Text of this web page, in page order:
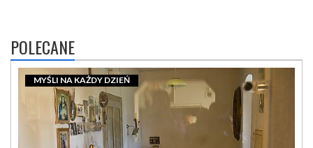
POLECANE
MYŚLI NA KAŻDY DZIEŃ